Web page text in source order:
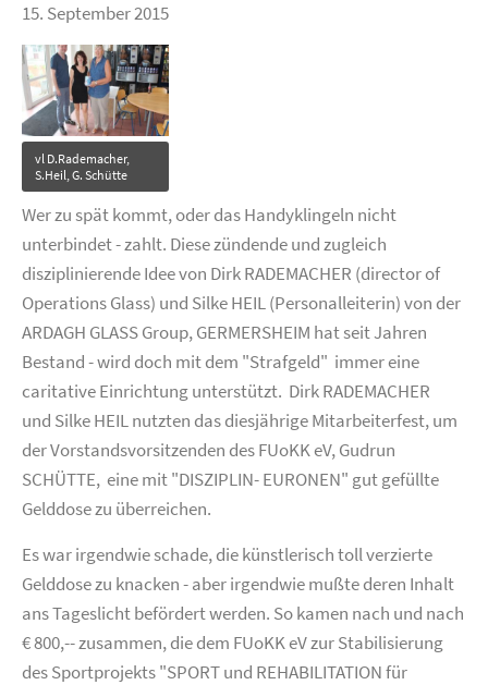
15. September 2015
title="">
vl D.Rademacher,
S.Heil, G. Schütte
Wer zu spät kommt, oder das Handyklingeln nicht
unterbindet - zahlt. Diese zündende und zugleich
disziplinierende Idee von Dirk RADEMACHER (director of
Operations Glass) und Silke HEIL (Personalleiterin) von der
ARDAGH GLASS Group, GERMERSHEIM hat seit Jahren
Bestand - wird doch mit dem "Strafgeld" immer eine
caritative Einrichtung unterstützt. Dirk RADEMACHER
und Silke HEIL nutzten das diesjährige Mitarbeiterfest, um
der Vorstandsvorsitzenden des FUoKK eV, Gudrun
SCHÜTTE, eine mit "DISZIPLIN- EURONEN" gut gefüllte
Gelddose zu überreichen.
Es war irgendwie schade, die künstlerisch toll verzierte
Gelddose zu knacken - aber irgendwie mußte deren Inhalt
ans Tageslicht befördert werden. So kamen nach und nach
€ 800,-- zusammen, die dem FUoKK eV zur Stabilisierung
des Sportprojekts "SPORT und REHABILITATION für